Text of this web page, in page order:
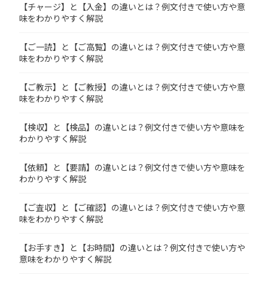
【チャージ】と【入金】の違いとは？例文付きで使い方や意
味をわかりやすく解説
【ご一読】と【ご高覧】の違いとは？例文付きで使い方や意
味をわかりやすく解説
【ご教示】と【ご教授】の違いとは？例文付きで使い方や意
味をわかりやすく解説
【検収】と【検品】の違いとは？例文付きで使い方や意味を
わかりやすく解説
【依頼】と【要請】の違いとは？例文付きで使い方や意味を
わかりやすく解説
【ご査収】と【ご確認】の違いとは？例文付きで使い方や意
味をわかりやすく解説
【お手すき】と【お時間】の違いとは？例文付きで使い方や
意味をわかりやすく解説